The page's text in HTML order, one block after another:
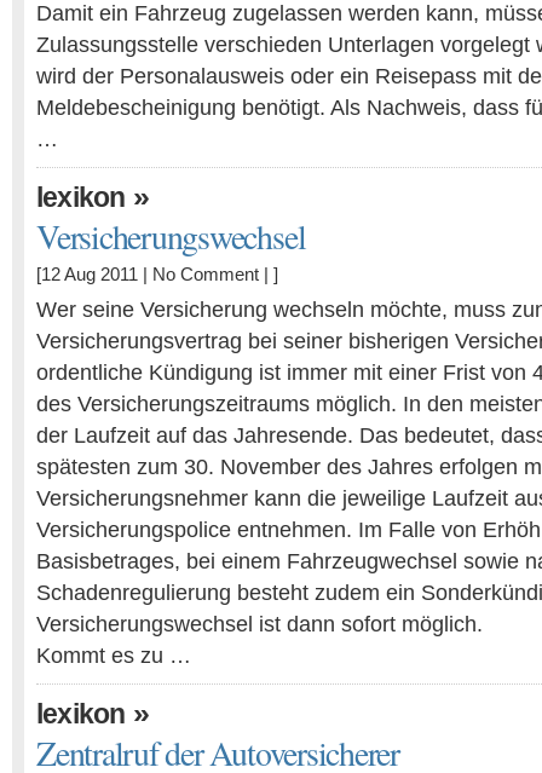
Damit ein Fahrzeug zugelassen werden kann,
Zulassungsstelle verschieden Unterlagen vorgelegt
wird der Personalausweis oder ein Reisepass mit
Meldebescheinigung benötigt. Als Nachweis, dass
…
lexikon »
Versicherungswechsel
[12 Aug 2011 | No Comment | ]
Wer seine Versicherung wechseln möchte, muss
Versicherungsvertrag bei seiner bisherigen
ordentliche Kündigung ist immer mit einer Frist von
des Versicherungszeitraums möglich. In den
der Laufzeit auf das Jahresende. Das bedeutet,
spätesten zum 30. November des Jahres erfolgen
Versicherungsnehmer kann die jeweilige Laufzeit
Versicherungspolice entnehmen. Im Falle von
Basisbetrages, bei einem Fahrzeugwechsel sowie
Schadenregulierung besteht zudem ein
Versicherungswechsel ist dann sofort möglich.
Kommt es zu …
lexikon »
Zentralruf der Autoversicherer